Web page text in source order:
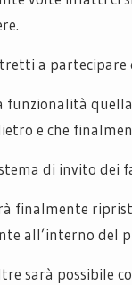
a partecipare
funzionalità
e che
di invito dei
finalmente
all’interno del
sarà possibile